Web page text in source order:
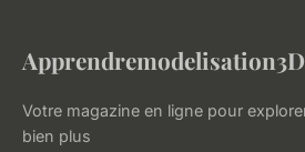
Apprendremodelisation3D
Votre magazine en ligne pour
bien plus